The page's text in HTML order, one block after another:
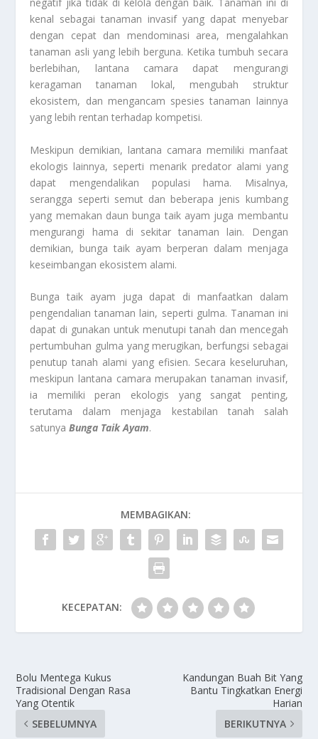
negatif jika tidak di kelola dengan baik. Tanaman ini di
kenal sebagai tanaman invasif yang dapat menyebar
dengan cepat dan mendominasi area, mengalahkan
tanaman asli yang lebih berguna. Ketika tumbuh secara
berlebihan, lantana camara dapat mengurangi
keragaman tanaman lokal, mengubah struktur
ekosistem, dan mengancam spesies tanaman lainnya
yang lebih rentan terhadap kompetisi.
Meskipun demikian, lantana camara memiliki manfaat
ekologis lainnya, seperti menarik predator alami yang
dapat mengendalikan populasi hama. Misalnya,
serangga seperti semut dan beberapa jenis kumbang
yang memakan daun bunga taik ayam juga membantu
mengurangi hama di sekitar tanaman lain. Dengan
demikian, bunga taik ayam berperan dalam menjaga
keseimbangan ekosistem alami.
Bunga taik ayam juga dapat di manfaatkan dalam
pengendalian tanaman lain, seperti gulma. Tanaman ini
dapat di gunakan untuk menutupi tanah dan mencegah
pertumbuhan gulma yang merugikan, berfungsi sebagai
penutup tanah alami yang efisien. Secara keseluruhan,
meskipun lantana camara merupakan tanaman invasif,
ia memiliki peran ekologis yang sangat penting,
terutama dalam menjaga kestabilan tanah salah
satunyaBunga Taik Ayam.
MEMBAGIKAN:
KECEPATAN:
Bolu Mentega Kukus
Tradisional Dengan Rasa
Yang Otentik
SEBELUMNYA
Kandungan Buah Bit Yang
Bantu Tingkatkan Energi
Harian
BERIKUTNYA